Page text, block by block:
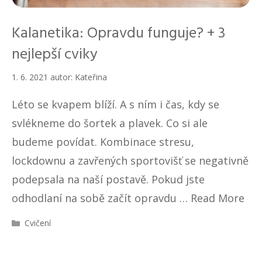
Kalanetika: Opravdu funguje? + 3
nejlepší cviky
1. 6. 2021 autor: Kateřina
Léto se kvapem blíží. A s ním i čas, kdy se
svlékneme do šortek a plavek. Co si ale
budeme povídat. Kombinace stresu,
lockdownu a zavřených sportovišť se negativně
podepsala na naší postavě. Pokud jste
odhodlaní na sobě začít opravdu … Read More
R
Cvičení